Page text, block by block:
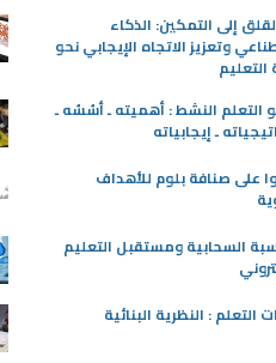
إلى التمكين: الذكاء
وتعزيز الاتجاه الإيجابي نحو
التعلم النشط : أهميته ـ أسُسُه ـ
ـ إيجابياته
على صنافة بلوم للأهداف
السحابية ومستقبل التعليم
التعلم : النظرية البنائية